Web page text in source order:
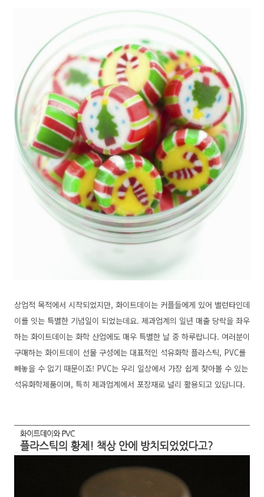
상업적 목적에서 시작되었지만, 화이트데이는 커플들에게 있어 밸런타인데
이를 잇는 특별한 기념일이 되었는데요. 제과업계의 일년 매출 당락을 좌우
하는 화이트데이는 화학 산업에도 매우 특별한 날 중 하루랍니다. 여러분이
구매하는 화이트데이 선물 구성에는 대표적인 석유화학 플라스틱, PVC를
빼놓을 수 없기 때문이죠! PVC는 우리 일상에서 가장 쉽게 찾아볼 수 있는
석유화학제품이며, 특히 제과업계에서 포장재로 널리 활용되고 있답니다.